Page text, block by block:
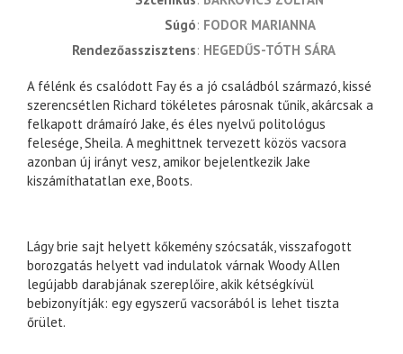
súgó FODOR MARIANNA
rendezőasszisztens HEGEDŰS-TÓTH SÁRA
A félénk és csalódott Fay és a jó családból származó, kissé
szerencsétlen Richard tökéletes párosnak tűnik, akárcsak a
felkapott drámaíró Jake, és éles nyelvű politológus
felesége, Sheila. A meghittnek tervezett közös vacsora
azonban új irányt vesz, amikor bejelentkezik Jake
kiszámíthatatlan exe, Boots.
Lágy brie sajt helyett kőkemény szócsaták, visszafogott
borozgatás helyett vad indulatok várnak Woody Allen
legújabb darabjának szereplőire, akik kétségkívül
bebizonyítják: egy egyszerű vacsorából is lehet tiszta
őrület.